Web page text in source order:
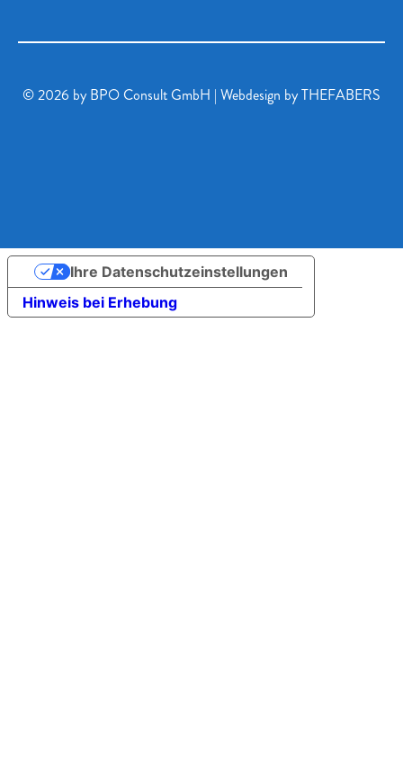
©2026 by BPO Consult GmbH | Webdesign byTHEFABERS
Hinweis bei Erhebung
Ihre Datenschutzeinstellungen